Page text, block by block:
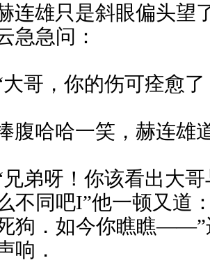
连雄只是斜眼偏头望
急急问：
哥，你的伤可痊愈了
腹哈哈一笑，赫连雄
弟呀！你该看出大
不同吧I”他一顿又道
狗．如今你瞧瞧——”
响．